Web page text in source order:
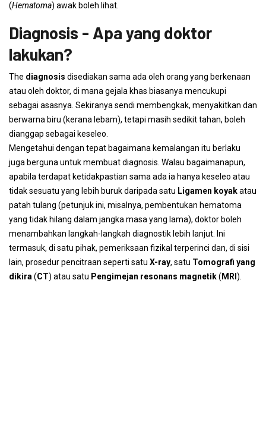
(Hematoma) awak boleh lihat.
Diagnosis - Apa yang doktor
lakukan?
The diagnosis disediakan sama ada oleh orang yang berkenaan
atau oleh doktor, di mana gejala khas biasanya mencukupi
sebagai asasnya. Sekiranya sendi membengkak, menyakitkan dan
berwarna biru (kerana lebam), tetapi masih sedikit tahan, boleh
dianggap sebagai keseleo.
Mengetahui dengan tepat bagaimana kemalangan itu berlaku
juga berguna untuk membuat diagnosis. Walau bagaimanapun,
apabila terdapat ketidakpastian sama ada ia hanya keseleo atau
tidak sesuatu yang lebih buruk daripada satu Ligamen koyakatau
patah tulang (petunjuk ini, misalnya, pembentukan hematoma
yang tidak hilang dalam jangka masa yang lama), doktor boleh
menambahkan langkah-langkah diagnostik lebih lanjut. Ini
termasuk, di satu pihak, pemeriksaan fizikal terperinci dan, di sisi
lain, prosedur pencitraan seperti satu X-ray, satu Tomografi yang
dikira (CT) atau satu Pengimejan resonans magnetik( MRI ).